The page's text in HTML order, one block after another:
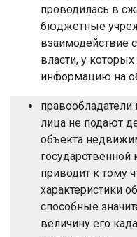
проводилась в
бюджетные
взаимодействие
власти, у
информацию на
лица не подают
объекта
государственной
приводит к тому
характеристики
способные
величину его